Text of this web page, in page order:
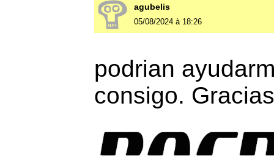
agubelis
05/08/2024 à 18:26
podrian
consigo. Gracias